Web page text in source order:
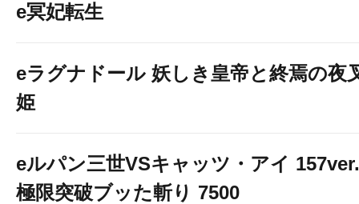
e冥妃転生
eラグナドール 妖しき皇帝と終焉の夜
姫
eルパン三世VSキャッツ・アイ 157ver.
極限突破ブッた斬り 7500